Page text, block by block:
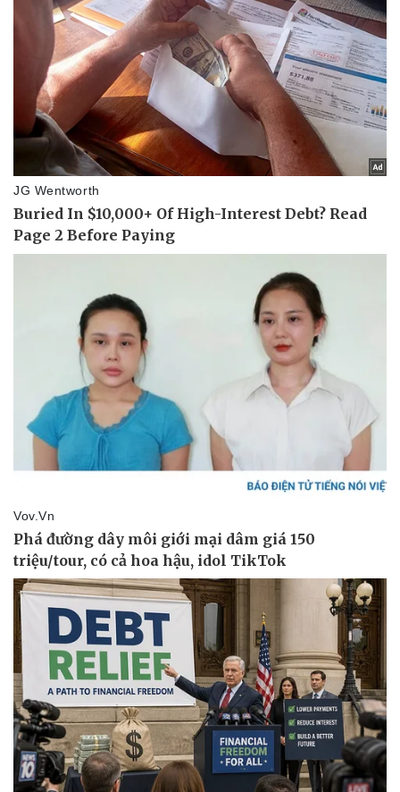
Pháp luật
Vụ án
Tin nóng
Tư vấn luật
Quân sự - Quốc phòng
Vũ khí
Việt Nam
Phân tích